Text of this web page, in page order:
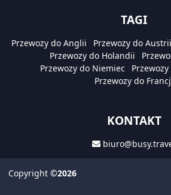
TAGI
Przewozy do Anglii Przewozy do Austrii
Przewozy do Holandii
Przewozy do Niemiec
Przewozy do
KONTAKT
Copyright ©2026